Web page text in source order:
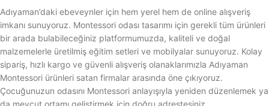
Adıyaman’daki ebeveynler için hem yerel hem de online alışveriş
imkanı sunuyoruz. Montessori odası tasarımı için gerekli tüm ürünleri
bir arada bulabileceğiniz platformumuzda, kaliteli ve doğal
malzemelerle üretilmiş eğitim setleri ve mobilyalar sunuyoruz. Kolay
sipariş, hızlı kargo ve güvenli alışveriş olanaklarımızla Adıyaman
Montessori ürünleri satan firmalar arasında öne çıkıyoruz.
Çocuğunuzun odasını Montessori anlayışıyla yeniden düzenlemek ya